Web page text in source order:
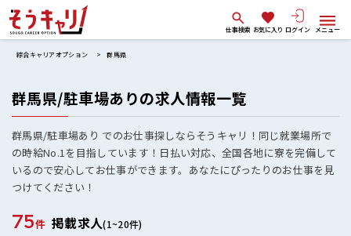
仕事検索 お気に入り ログイン メニュー
綜合キャリアオプション 群馬県
群馬県/駐車場ありの求人情報一覧
群馬県/駐車場あり でのお仕事探しならそうキャリ！同じ就業場所で
の時給No.1を目指しています！日払い対応、全国各地に寮を完備して
いるので安心してお仕事ができます。あなたにぴったりのお仕事を見
つけてください！
75件 掲載求人(1~20件)